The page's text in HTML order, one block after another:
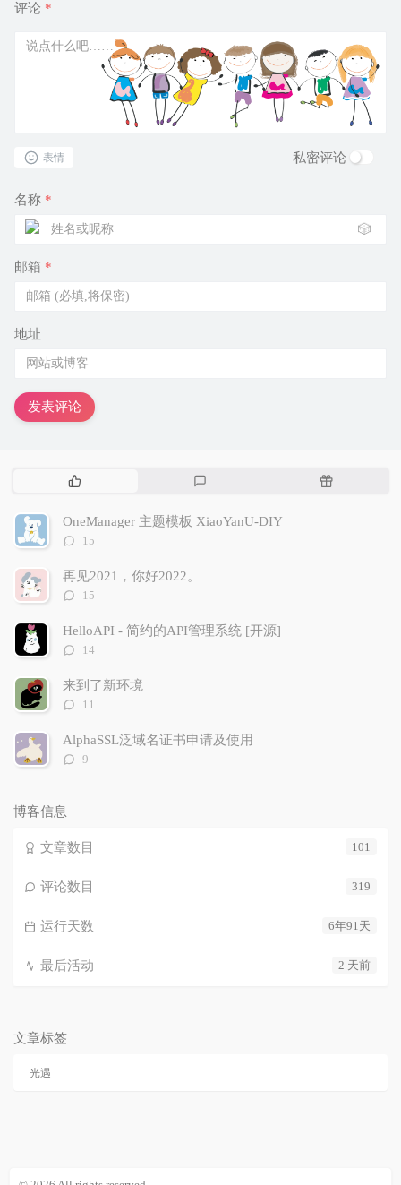
评论 *
表情 私密评论
名称 *
🎲
邮箱 *
地址
发表评论
热
文
章
评
随
OneManager 主题模板 XiaoYanU-DIY
评
数：
15
再见2021，你好2022。
评
数：
15
HelloAPI - 简约的API管理系统 [开源]
评
数：
14
来到了新环境
评
数：
11
AlphaSSL泛域名证书申请及使用
评
9
博客信息
101
文章数目
319
评论数目
6年91天
运行天数
2 天前
最后活动
文章标签
光遇